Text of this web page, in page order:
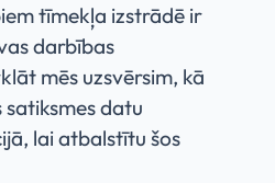
tīmekļa izstrādē ir
darbības
mēs uzsvērsim, kā
satiksmes datu
lai atbalstītu šos